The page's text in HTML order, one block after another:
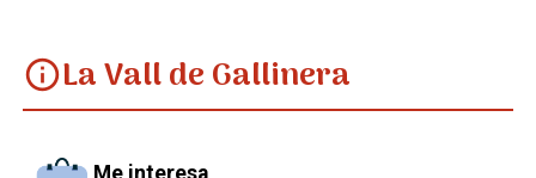
infoLa Vall de Gallinera
Me interesa